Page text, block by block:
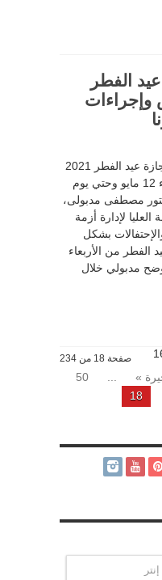
الفطر
وإجراءات
قرر مجلس الوزراة أن تكون اجازة عيد الفطر 2021
خمسة أيام تبدأ من يوم الأربعاء 12 مايو وحتي يوم
وقال الدكتور مصطفى مدبولى،
لإدارة أزمة
بشكل
الفطر من الأربعاء
16 مايو. وأوضح مدبولي خلال
صفحة 18 من 234
18
50 »